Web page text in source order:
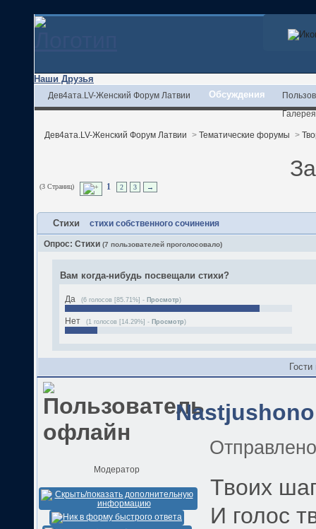
Наши Друзья
Дев4ата.LV-Женский Форум Латвии Обсуждения
Галерея
Дев4ата.LV-Женский Форум Латвии > Тематические форумы >
(3 Страниц) 1 2 3 →
Стихи стихи собственного сочинения
Опрос: Стихи (7 пользователей проголосовало)
Вам когда-нибудь посвещали стихи?
Да (6 голосов [85.71%] - Просмотр)
Нет (1 голосов [14.29%] - Просмотр)
Модератор
Твоих
И голос